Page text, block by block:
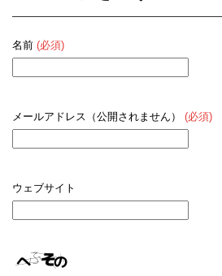
名前 (必須)
メールアドレス（公開されません） (必須)
ウェブサイト